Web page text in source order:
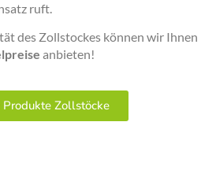
ruft.
des Zollstockes können wir Ihnen
anbieten!
Produkte Zollstöcke